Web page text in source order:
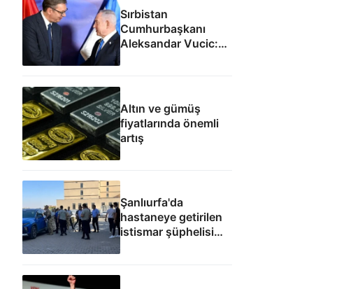
Sırbistan
Cumhurbaşkanı
Aleksandar Vucic:
İsrail ile SİHA
Altın ve gümüş
fiyatlarında önemli
artış
Şanlıurfa'da
hastaneye getirilen
istismar şüphelisi
silahlı saldırıda